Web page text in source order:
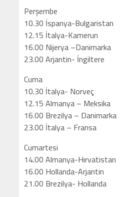
Perşembe
10.30 İspanya-Bulgaristan
12.15 İtalya-Kamerun
16.00 Nijerya –Danimarka
23.00 Arjantin- İngiltere
Cuma
10.30 İtalya- Norveç
12.15 Almanya – Meksika
16.00 Brezilya – Danimarka
23.00 İtalya – Fransa
Cumartesi
14.00 Almanya-Hırvatistan
16.00 Hollanda-Arjantin
21.00 Brezilya- Hollanda